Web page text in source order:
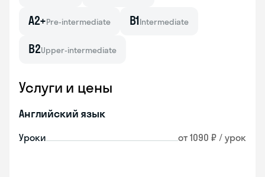
A2+Pre-intermediate B1Intermediate
B2Upper-intermediate
Услуги и цены
Английский язык
Уроки от 1090 ₽ / урок